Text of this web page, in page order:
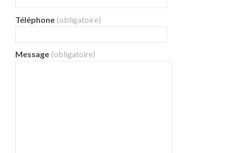
Téléphone (obligatoire)
Message (obligatoire)